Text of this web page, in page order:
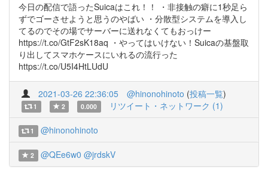
今日の配信で語ったSuicaはこれ！！ ・非接触の癖に1秒足ら
ずでゴーさせようと思うのやばい ・分散型システムを導入し
てるのでその場でサーバーに送れなくてもおっけー
https://t.co/GtF2sK18aq ・やってはいけない！Suicaの基盤取
り出してスマホケースにいれるの流行った
https://t.co/U5I4HtLUdU
2021-03-26 22:36:05 @hinonohinoto (投稿一覧)
1 2 0.000 リツイート・ネットワーク (1)
1 @hinonohinoto
2 @QEe6w0 @jrdskV